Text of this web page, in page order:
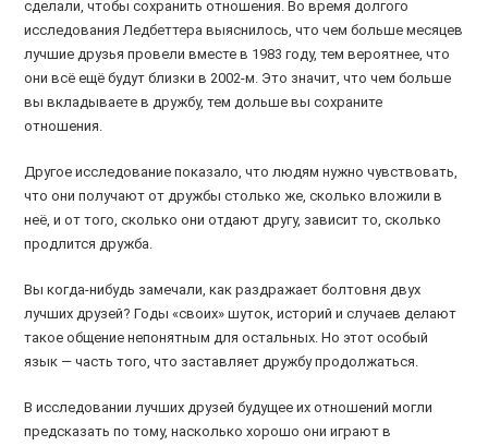
сделали, чтобы сохранить отношения. Во время долгого
исследования Ледбеттера выяснилось, что чем больше месяцев
лучшие друзья провели вместе в 1983 году, тем вероятнее, что
они всё ещё будут близки в 2002-м. Это значит, что чем больше
вы вкладываете в дружбу, тем дольше вы сохраните
отношения.
Другое исследование показало, что людям нужно чувствовать,
что они получают от дружбы столько же, сколько вложили в
неё, и от того, сколько они отдают другу, зависит то, сколько
продлится дружба.
Вы когда-нибудь замечали, как раздражает болтовня двух
лучших друзей? Годы «своих» шуток, историй и случаев делают
такое общение непонятным для остальных. Но этот особый
язык — часть того, что заставляет дружбу продолжаться.
В исследовании лучших друзей будущее их отношений могли
предсказать по тому, насколько хорошо они играют в